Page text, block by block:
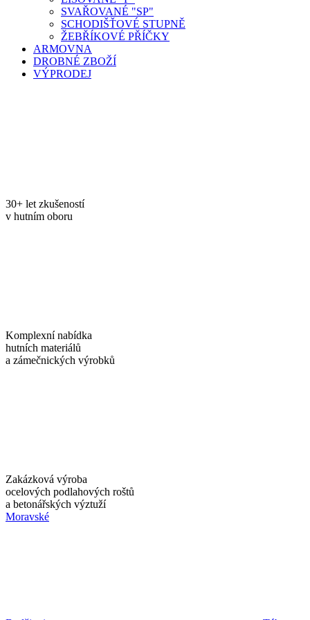
SVAŘOVANÉ "SP"
SCHODIŠŤOVÉ STUPNĚ
ŽEBŘÍKOVÉ PŘÍČKY
ARMOVNA
DROBNÉ ZBOŽÍ
VÝPRODEJ
30+ let zkušeností
v hutním oboru
Komplexní nabídka
hutních materiálů
a zámečnických výrobků
Zakázková výroba
ocelových podlahových roštů
a betonářských výztuží
Moravské